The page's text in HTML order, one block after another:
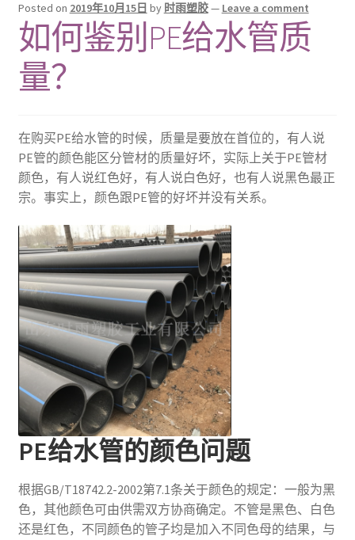
我的帐户
结算
购物车
首页
Posted on 2019年10月15日 by 时雨塑胶— Leave a comment
如何鉴别PE给水管质
量？
在购买PE给水管的时候，质量是要放在首位的，有人说
PE管的颜色能区分管材的质量好坏，实际上关于PE管材
颜色，有人说红色好，有人说白色好，也有人说黑色最正
宗。事实上，颜色跟PE管的好坏并没有关系。
PE给水管的颜色问题
根据GB/T18742.2-2002第7.1条关于颜色的规定：一般为黑
色，其他颜色可由供需双方协商确定。不管是黑色、白色
还是红色，不同颜色的管子均是加入不同色母的结果，与